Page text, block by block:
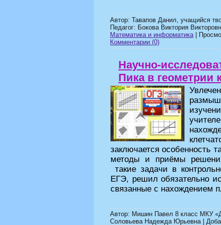
Автор: Тавапов Данил, учащийся
Педагог: Бокова Виктория
Математика и информатика|
Комментарии (0)
Научно-
Пика в геометрии
заключается особенность
методы и приёмы
такие задачи в
ЕГЭ, решил обязательно
связанные с нахождением
Автор: Мишин Павел 8 класс МКУ
Соловьева Надежда Юрьевна |